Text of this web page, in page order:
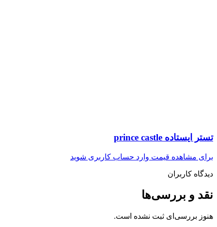
تستر ایستاده prince castle
برای مشاهده قیمت وارد حساب کاربری شوید
دیدگاه کاربران
نقد و بررسی‌ها
هنوز بررسی‌ای ثبت نشده است.